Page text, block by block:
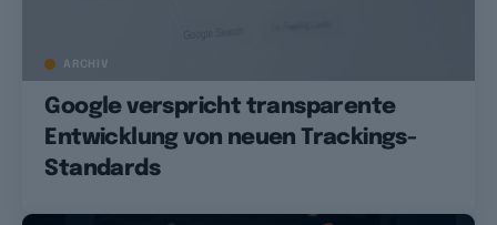
ARCHIV
Google verspricht transparente
Entwicklung von neuen Trackings-
Standards